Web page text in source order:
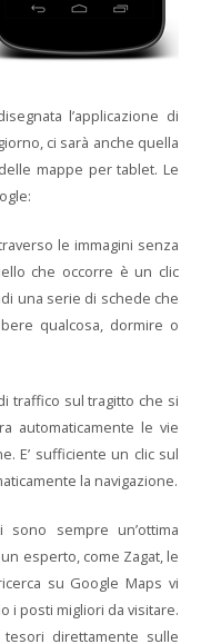
l’applicazione di
ci sarà anche quella
mappe per tablet. Le
le immagini senza
che occorre è un clic
una serie di schede che
qualcosa, dormire o
traffico sul tragitto che si
automaticamente le vie
E’ sufficiente un clic sul
la navigazione.
sempre un’ottima
esperto, come Zagat, le
su Google Maps vi
i posti migliori da visitare.
direttamente sulle